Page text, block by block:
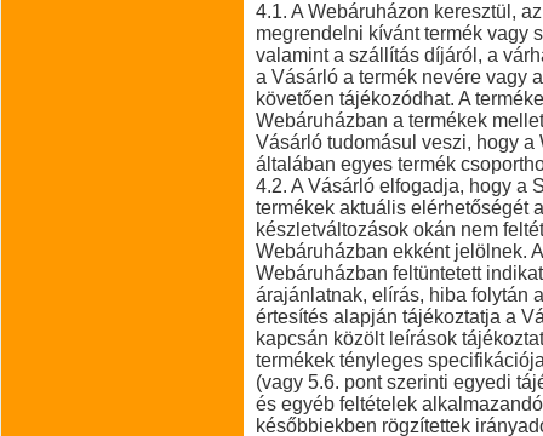
4.1. A Webáruházon keresztül,
megrendelni kívánt termék vagy
valamint a szállítás díjáról, a
a Vásárló a termék nevére vagy
követően tájékozódhat. A
Webáruházban a termékek
Vásárló tudomásul veszi, hogy
általában egyes termék
4.2. A Vásárló elfogadja, hogy a
termékek aktuális elérhetőségét
készletváltozások okán nem
Webáruházban ekként jelölnek.
Webáruházban feltüntetett
árajánlatnak, elírás, hiba folytán
értesítés alapján tájékoztatja a
kapcsán közölt leírások
termékek tényleges
(vagy 5.6. pont szerinti egyedi
és egyéb feltételek
későbbiekben rögzítettek